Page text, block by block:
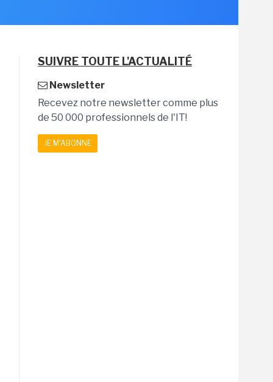
SUIVRE TOUTE L'ACTUALITÉ
Newsletter
Recevez notre newsletter comme plus
de 50 000 professionnels de l'IT!
JE M'ABONNE